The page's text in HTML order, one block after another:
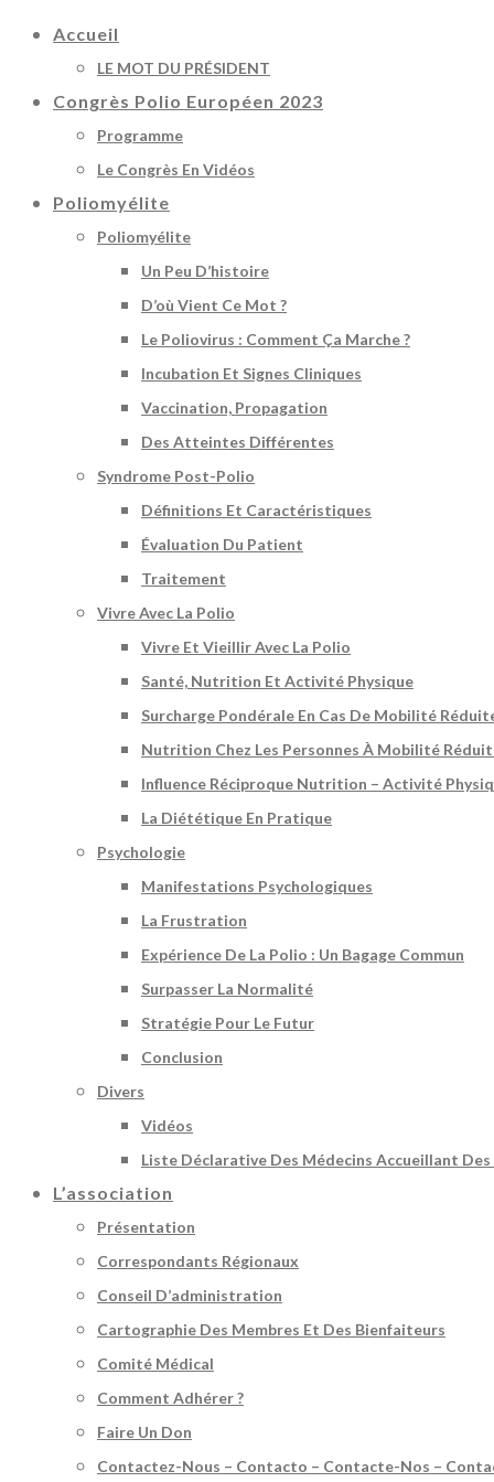
Accueil
LE MOT DU PRÉSIDENT
Congrès Polio Européen 2023
Programme
Le Congrès En Vidéos
Poliomyélite
Poliomyélite
Un Peu D’histoire
D’où Vient Ce Mot ?
Le Poliovirus : Comment Ça Marche ?
Incubation Et Signes Cliniques
Vaccination, Propagation
Des Atteintes Différentes
Syndrome Post-Polio
Définitions Et Caractéristiques
Évaluation Du Patient
Traitement
Vivre Avec La Polio
Vivre Et Vieillir Avec La Polio
Santé, Nutrition Et Activité Physique
Surcharge Pondérale En Cas De Mobilité
Nutrition Chez Les Personnes À Mobilité
Influence Réciproque Nutrition – Activité
La Diététique En Pratique
Psychologie
Manifestations Psychologiques
La Frustration
Expérience De La Polio : Un Bagage Commun
Surpasser La Normalité
Stratégie Pour Le Futur
Conclusion
Divers
Vidéos
Liste Déclarative Des Médecins Accueillant
L’association
Présentation
Correspondants Régionaux
Conseil D’administration
Cartographie Des Membres Et Des Bienfaiteurs
Comité Médical
Comment Adhérer ?
Faire Un Don
Contactez-Nous – Contacto – Contacte-Nos –